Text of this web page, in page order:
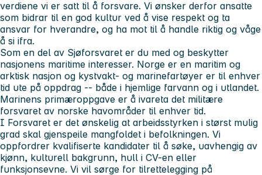
verdiene vi er satt til å forsvare. Vi ønsker derfor ansatte
som bidrar til en god kultur ved å vise respekt og ta
ansvar for hverandre, og ha mot til å handle riktig og våge
å si ifra.
Som en del av Sjøforsvaret er du med og beskytter
nasjonens maritime interesser. Norge er en maritim og
arktisk nasjon og kystvakt- og marinefartøyer er til enhver
tid ute på oppdrag -- både i hjemlige farvann og i utlandet.
Marinens primæroppgave er å ivareta det militære
forsvaret av norske havområder til enhver tid.
I Forsvaret er det ønskelig at arbeidsstyrken i størst mulig
grad skal gjenspeile mangfoldet i befolkningen. Vi
oppfordrer kvalifiserte kandidater til å søke, uavhengig av
kjønn, kulturell bakgrunn, hull i CV-en eller
funksjonsevne. Vi vil sørge for tilrettelegging på